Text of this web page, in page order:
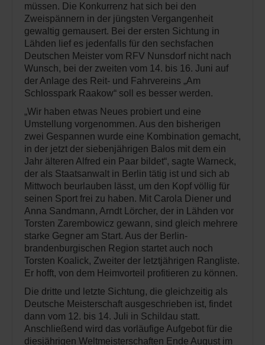
müssen. Die Konkurrenz hat sich bei den
Zweispännern in der jüngsten Vergangenheit
gewaltig gemausert. Bei der ersten Sichtung in
Lähden lief es jedenfalls für den sechsfachen
Deutschen Meister vom RFV Nunsdorf nicht nach
Wunsch, bei der zweiten vom 14. bis 16. Juni auf
der Anlage des Reit- und Fahrvereins „Am
Schlosspark Raakow“ soll es besser werden.
„Wir haben etwas Neues probiert und eine
Umstellung vorgenommen. Aus den bisherigen
zwei Gespannen wurde eine Kombination gemacht,
in der jetzt der siebenjährigen Balos mit dem ein
Jahr älteren Alfred ein Paar bildet“, sagte Warneck,
der als Staatsanwalt in Berlin tätig ist und sich ab
Mittwoch beurlauben lässt, um den Kopf völlig für
seinen Sport frei zu haben. Mit Carola Diener und
Anna Sandmann, Arndt Lörcher, der in Lähden vor
Torsten Zarembowicz gewann, sind gleich mehrere
starke Gegner am Start. Aus der Berlin-
brandenburgischen Region startet auch noch
Torsten Koalick, Zweiter der letztjährigen Rangliste.
Er hofft, von dem Heimvorteil profitieren zu können.
Die dritte und letzte Sichtung, die gleichzeitig als
Deutsche Meisterschaft ausgeschrieben ist, findet
dann vom 12. bis 14. Juli in Schildau statt.
Anschließend wird das vorläufige Aufgebot für die
diesjährigen Weltmeisterschaften Ende August im